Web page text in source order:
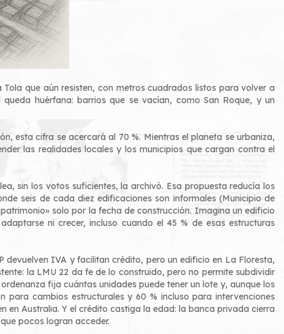
que aún resisten, con metros cuadrados listos para volver a
huérfana: barrios que se vacían, como San Roque, y un
esta cifra se acercará al 70 %. Mientras el planeta se urbaniza,
las realidades locales y los municipios que cargan contra el
sin los votos suficientes, la archivó. Esa propuesta reducía los
seis de cada diez edificaciones son informales (Municipio de
solo por la fecha de construcción. Imagina un edificio
ni crecer, incluso cuando el 45 % de esas estructuras
IVA y facilitan crédito, pero un edificio en La Floresta,
la LMU 22 da fe de lo construido, pero no permite subdividir
fija cuántas unidades puede tener un lote y, aunque los
para cambios estructurales y 60 % incluso para intervenciones
en Australia. Y el crédito castiga la edad: la banca privada cierra
pocos logran acceder.